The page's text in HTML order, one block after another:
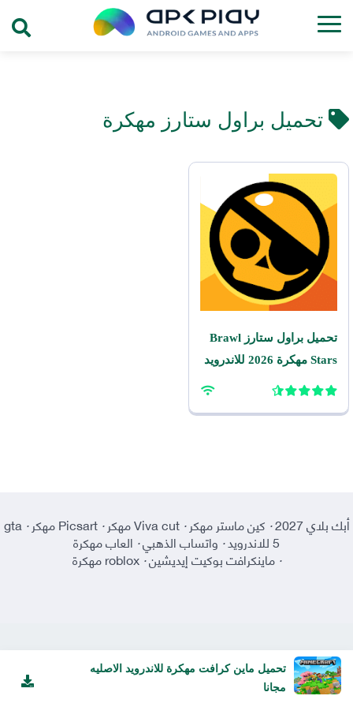
تحميل براول ستارز مهكرة
تحميل براول ستارز Brawl
Stars مهكرة 2026 للاندرويد
تحميل ماين كرافت مهكرة للاندرويد الاصليه
مجانا
أبك بلاي 2027 · كين ماستر مهكر·Viva cut مهكر ·Picsart مهكر ·
gta
5 للاندرويد ·واتساب الذهبي· العاب مهكرة
·ماينكرافت بوكيت إيديشين·roblox مهكرة